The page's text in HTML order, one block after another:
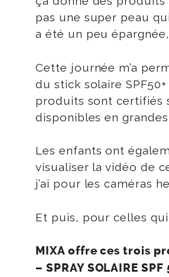
pas une super peau
a été un peu
Cette journée m’a
du stick solaire
produits sont certifiés
disponibles en
Les enfants ont
visualiser la vidéo de
j’ai pour les caméras
Et puis, pour celles
MIXA offre ces trois
– SPRAY SOLAIRE SPF